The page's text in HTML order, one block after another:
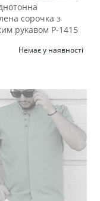
сорочка з
рукавом Р-1415
Немає у наявності